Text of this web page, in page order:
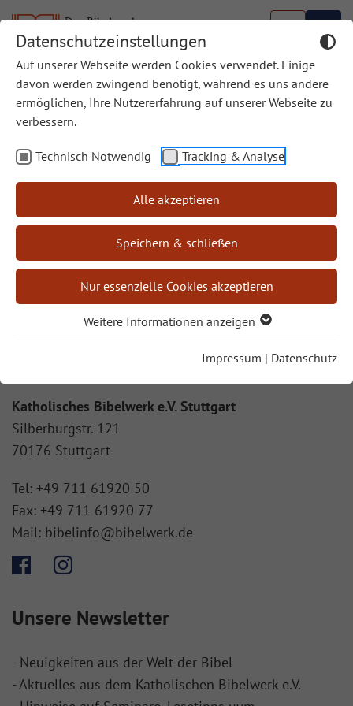
Datenschutzeinstellungen
Auf unserer Webseite werden Cookies verwendet. Einige
davon werden zwingend benötigt, während es uns andere
ermöglichen, Ihre Nutzererfahrung auf unserer Webseite zu
verbessern.
Technisch Notwendig Tracking & Analyse
Alle akzeptieren
Speichern & schließen
Nur essenzielle Cookies akzeptieren
Weitere Informationen anzeigen
Impressum | Datenschutz
Das Buch Daniel
BIBELWERK SHOP
Geschäftsstelle des Bibelwerks
Katholisches Bibelwerk e.V. Stuttgart
Silberburgstr. 121
70176 Stuttgart
Tel: +49 711 61920 50
Fax: +49 711 61920 77
Mail: bibelinfo@bibelwerk.de
Unsere Newsletter
- Neuigkeiten aus der Welt der Bibel
- Aktuelles aus dem Katholischen Bibelwerk e.V.